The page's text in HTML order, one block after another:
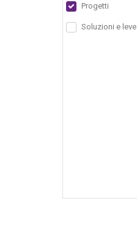
Progetti
Soluzioni e leve